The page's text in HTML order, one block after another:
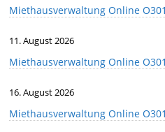
Miethausverwaltung Online
11. August 2026
Miethausverwaltung Online
16. August 2026
Miethausverwaltung Online